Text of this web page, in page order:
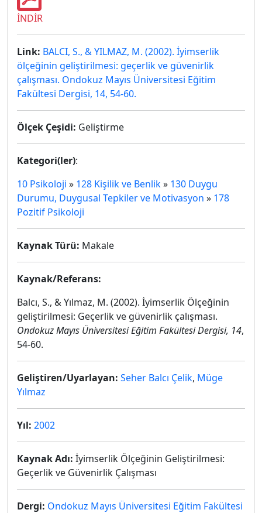
İNDİR
Link: BALCI, S., & YILMAZ, M. (2002). İyimserlik
ölçeğinin geliştirilmesi: geçerlik ve güvenirlik
çalışması. Ondokuz Mayıs Üniversitesi Eğitim
Fakültesi Dergisi, 14, 54-60.
Ölçek Çeşidi: Geliştirme
Kategori(ler):
10 Psikoloji » 128 Kişilik ve Benlik» 130 Duygu
Durumu, Duygusal Tepkiler ve Motivasyon » 178
Pozitif Psikoloji
Kaynak Türü: Makale
Kaynak/Referans:
Balcı, S., & Yılmaz, M. (2002). İyimserlik Ölçeğinin
geliştirilmesi: Geçerlik ve güvenirlik çalışması.
Ondokuz Mayıs Üniversitesi Eğitim Fakültesi Dergisi, 14,
54-60.
Geliştiren/Uyarlayan: Seher Balcı Çelik, Müge
Yılmaz
Yıl: 2002
Kaynak Adı: İyimserlik Ölçeğinin Geliştirilmesi:
Geçerlik ve Güvenirlik Çalışması
Dergi: Ondokuz Mayıs Üniversitesi Eğitim Fakültesi